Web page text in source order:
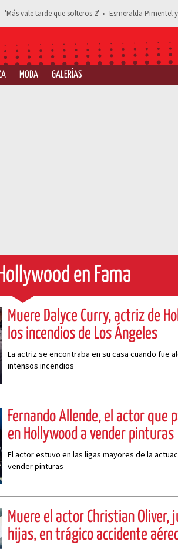
'Más vale tarde que solteros 2' Esmeralda Pimentel
MODA GALERÍAS
en Fama
Muere Dalyce Curry, actriz de
los incendios de Los Ángeles
La actriz se encontraba en su casa cuando fue
intensos incendios
Fernando Allende, el actor que
en Hollywood a vender pinturas
El actor estuvo en las ligas mayores de la
vender pinturas
Muere el actor Christian Oliver,
hijas, en trágico accidente